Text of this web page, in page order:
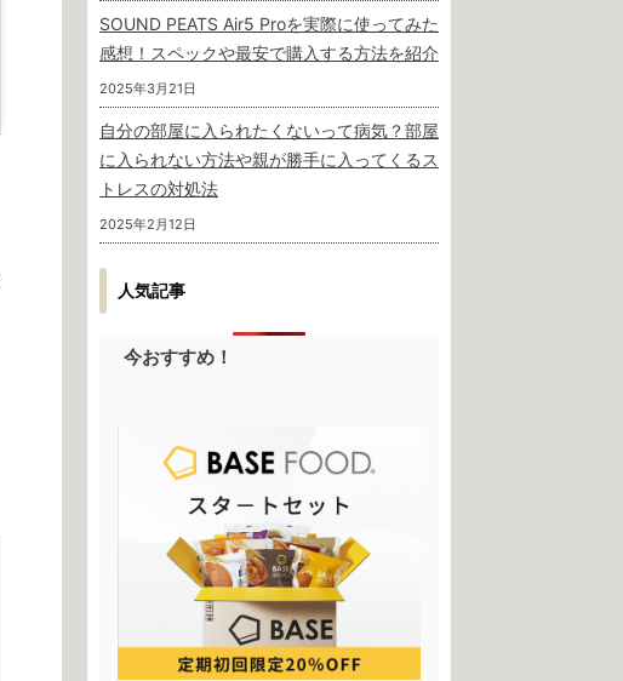
SOUND PEATS Air5 Proを実際に使ってみた
感想！スペックや最安で購入する方法を紹介
2025年3月21日
自分の部屋に入られたくないって病気？部屋
に入られない方法や親が勝手に入ってくるス
トレスの対処法
2025年2月12日
人気記事
今おすすめ！